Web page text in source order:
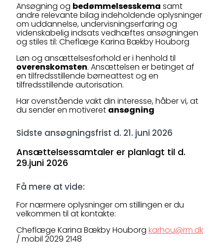
Ansøgning og bedømmelsesskema samt
andre relevante bilag indeholdende oplysninger
om uddannelse, undervisningserfaring og
videnskabelig indsats vedhæftes ansøgningen
og stiles til: Cheflæge Karina Bækby Houborg
Løn og ansættelsesforhold er i henhold til
overenskomsten. Ansættelsen er betinget af
en tilfredsstillende børneattest og en
tilfredsstillende autorisation.
Har ovenstående vakt din interesse, håber vi, at
du sender en motiveret ansøgning
Sidste ansøgningsfrist d. 21. juni 2026
Ansættelsessamtaler er planlagt til d.
29.juni 2026
Få mere at vide:
For nærmere oplysninger om stillingen er du
velkommen til at kontakte:
Cheflæge Karina Bækby Houborg karhou@rm.dk
/ mobil 2029 2148